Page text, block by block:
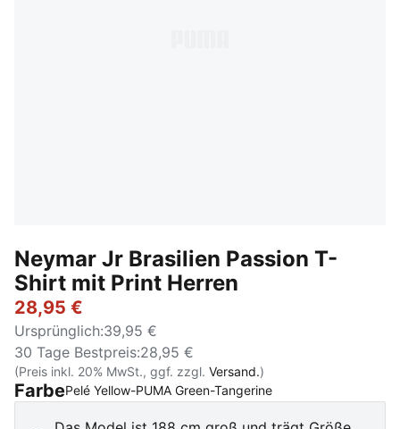
Neymar Jr Brasilien Passion T-
Shirt mit Print Herren
28,95 €
Ursprünglich:39,95 €
30 Tage Bestpreis:28,95 €
(Preis inkl. 20% MwSt., ggf. zzgl. Versand.)
FarbePelé Yellow-PUMA Green-Tangerine: